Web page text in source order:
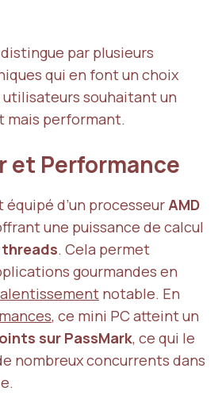
par plusieurs
qui en font un choix
utilisateurs souhaitant un
mais performant.
et Performance
équipé d’un processeur AMD
une puissance de calcul
. Cela permet
gourmandes en
notable. En
, ce mini PC atteint un
sur PassMark, ce qui le
nombreux concurrents dans